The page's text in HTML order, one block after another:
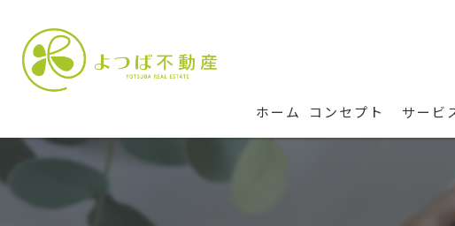
ホーム コンセプト サービ